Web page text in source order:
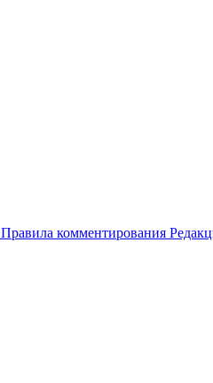
Правила комментирования